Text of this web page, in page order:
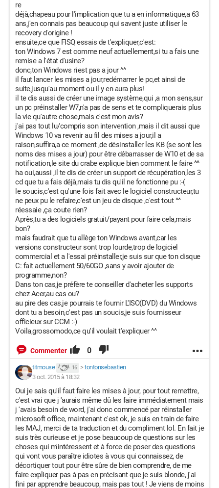
re
déjà,chapeau pour l'implication que tu a en informatique,a 63
ans,j'en connais pas beaucoup qui savent juste utiliser le
recovery d'origine !
ensuite,ce que FISQ essais de t'expliquer,c'est:
ton Windows 7 est comme neuf actuellement,si tu a fais une
remise a l'état d'usine?
donc,ton Windows n'est pas a jour ^^
il faut lancer les mises a jour,redémarrer le pc,et ainsi de
suite,jusqu'au moment ou il y en aura plus!
il te dis aussi de créer une image système,qui ,a mon sens,sur
un pc préinstaller W7,n'a pas de sens et te compliquerais plus
la vie qu'autre chose,mais c'est mon avis?
j'ai pas tout lu/compris son intervention ,mais il dit aussi que
Windows 10 va revenir au fil des mises a jour,il a
raison,suffira,a ce moment ,de désinstaller les KB (se sont les
noms des mises a jour) pour être débarrasser de W10 et de sa
notification,le site du crabe explique bien comment le faire ^^
ha oui,aussi ,il te dis de créer un support de récupération,les 3
cd que tu a fais déjà,mais tu dis qu'il ne fonctionne pu :-(
le soucis,c'est qu'une fois fait avec le logiciel constructeur,tu
ne peux pu le refaire,c'est un jeu de disque ,c'est tout ^^
réessaie ,ça coute rien?
Après,tu a des logiciels gratuit/payant pour faire cela,mais
bon?
mais faudrait que tu allège ton Windows avant,car les
versions constructeur sont trop lourde,trop de logiciel
commercial et a l'essai préinstaller,je suis sur que ton disque
C: fait actuellement 50/60GO ,sans y avoir ajouter de
programme,non?
Dans ton cas,je préfère te conseiller d'acheter les supports
chez Acer,au cas ou?
au pire des cas,je pourrais te fournir L'ISO(DVD) du Windows
dont tu a besoin,c'est pas un soucis,je suis fournisseur
officieux sur CCM :-)
Voila,grossomodo,ce qu'il voulait t'expliquer ^^
Commenter 0
titmouse 16 > tontonsebastien
3 oct. 2015 à 18:32
Oui je sais qu'il faut faire les mises à jour, pour tout remettre,
c'est vrai que j 'aurais même dû les faire immédiatement mais
j 'avais besoin de word, j'ai donc commencé par réinstaller
microsoft office, maintenant c'est ok, je suis en train de faire
les MAJ, merci de ta traduction et du compliment lol. En fait je
suis très curieuse et je pose beaucoup de questions sur les
choses qui m'intéressent et à force de poser des questions
qui vont vous paraître idiotes à vous qui connaissez, de
décortiquer tout pour être sûre de bien comprendre, de me
faire expliquer pas à pas en précisant que je suis blonde, j'ai
fini par apprendre beaucoup, mais pas tout ! Je viens de moins